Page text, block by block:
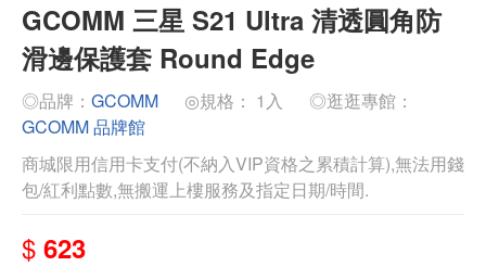
GCOMM 三星 S21 Ultra 清透圓角防
滑邊保護套 Round Edge
◎品牌： GCOMM ◎規格： 1入
◎逛逛專館：
GCOMM 品牌館
商城限用信用卡支付(不納入VIP資格之累積計算),無法用錢
包/紅利點數,無搬運上樓服務及指定日期/時間.
$ 623